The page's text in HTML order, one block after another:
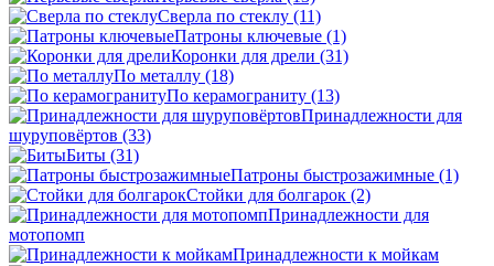
Сверла по стеклу (11)
Патроны ключевые (1)
Коронки для дрели (31)
По металлу (18)
По керамограниту (13)
Принадлежности для
шуруповёртов (33)
Биты (31)
Патроны быстрозажимные (1)
Стойки для болгарок (2)
Принадлежности для
мотопомп
Принадлежности к мойкам